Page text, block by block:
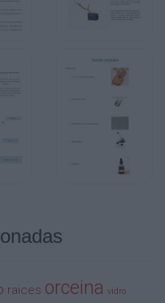
raices orceina vidro